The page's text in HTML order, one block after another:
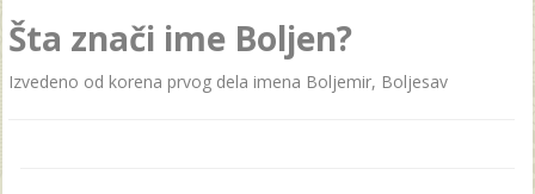
Šta znači ime Boljen?
Izvedeno od korenа prvog delа imenа Boljemir, Boljesаv